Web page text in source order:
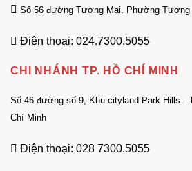
Số 56 đường Tương Mai, Phường Tương
Điện thoại: 024.7300.5055
CHI NHÁNH TP. HỒ CHÍ MINH
Số 46 đường số 9, Khu cityland Park Hills –
Chí Minh
Điện thoại: 028 7300.5055